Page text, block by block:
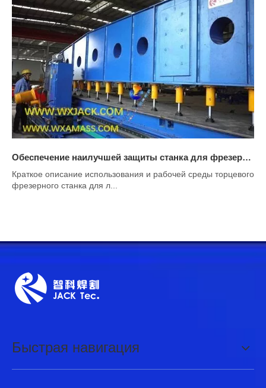
Обеспечение наилучшей защиты станка для фрезерования кромок листового металла
Краткое описание использования и рабочей среды торцевого
фрезерного станка для л...
Быстрая навигация